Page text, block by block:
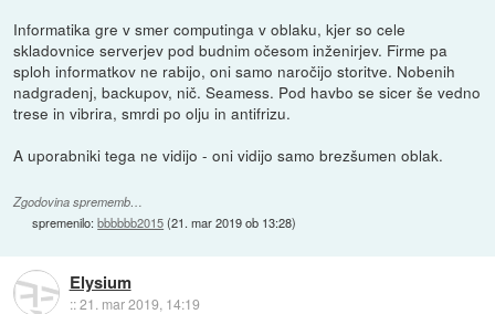
Informatika gre v smer computinga v oblaku, kjer so cele
skladovnice serverjev pod budnim očesom inženirjev. Firme pa
sploh informatkov ne rabijo, oni samo naročijo storitve. Nobenih
nadgradenj, backupov, nič. Seamess. Pod havbo se sicer še vedno
trese in vibrira, smrdi po olju in antifrizu.
A uporabniki tega ne vidijo - oni vidijo samo brezšumen oblak.
Zgodovina sprememb…
spremenilo:bbbbbb2015(21. mar 2019 ob 13:28)
Elysium
::21. mar 2019, 14:19